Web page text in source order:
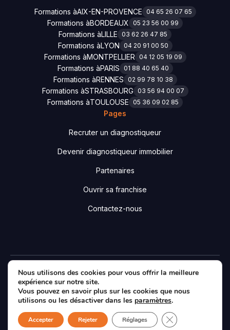
Formations àAIX-EN-PROVENCE 04 65 26 07 65
Formations àBORDEAUX 05 23 56 00 99
Formations àLILLE 03 62 26 47 85
Formations àLYON 04 20 91 00 50
Formations àMONTPELLIER 04 12 05 19 09
Formations àPARIS 01 88 40 65 40
Formations àRENNES 02 99 78 10 38
Formations àSTRASBOURG 03 56 94 00 07
Formations àTOULOUSE 05 36 09 02 85
Pages
Recruter un diagnostiqueur
Devenir diagnostiqueur immobilier
Partenaires
Ouvrir sa franchise
Contactez-nous
Designé & développé parAgence Essentiel|Mentions
légales|Politique de confidentialité| Plan du site
Facebook
LinkedIn
X
Nous utilisons des cookies pour vous offrir la meilleure
expérience sur notre site.
Vous pouvez en savoir plus sur les cookies que nous
utilisons ou les désactiver dans les paramètres.
Accepter Rejeter Réglages Fermer la